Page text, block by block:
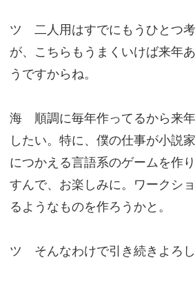
ツ 二人用はすでにもうひとつ
が、こちらもうまくいけば来年
うですからね。
海 順調に毎年作ってるから来
したい。特に、僕の仕事が小説
につかえる言語系のゲームを作
すんで、お楽しみに。ワークシ
るようなものを作ろうかと。
ツ そんなわけで引き続きよろし